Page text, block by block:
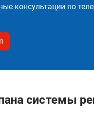
консультации по
системы